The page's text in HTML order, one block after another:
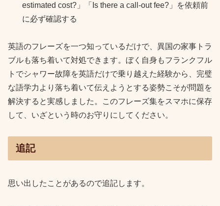
estimated cost?」「Is there a call-out fee?」を依頼前
に必ず確認する
英語のフレーズを一つ知っているだけで、異国の家事トラ
ブルも落ち着いて対処できます。ぼく自身もフランクフル
トでシャワー故障を英語だけで乗り越えた経験から、完璧
な語学力より落ち着いて伝えようとする姿勢こそが問題を
解決すると実感しました。このフレーズ集をスマホに保存
して、いざという時のお守りにしてください。
追記
思い出したことがあるので追記します。